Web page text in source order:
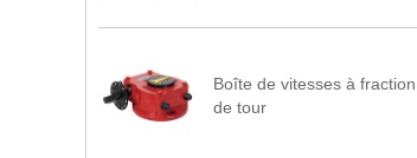
Boîte de vitesses à fraction
de tour